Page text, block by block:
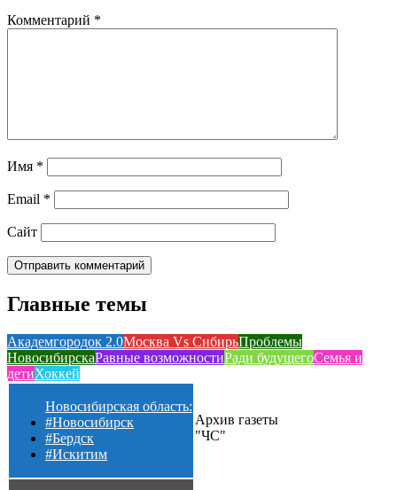
Комментарий *
Имя *
Email *
Сайт
Главные темы
Академгородок 2.0Москва Vs СибирьПроблемы
НовосибирскаРавные возможностиРади будущегоСемья и
детиХоккей
Новосибирская область:
#Новосибирск
#Бердск
#Искитим
Архив газеты
"ЧС"